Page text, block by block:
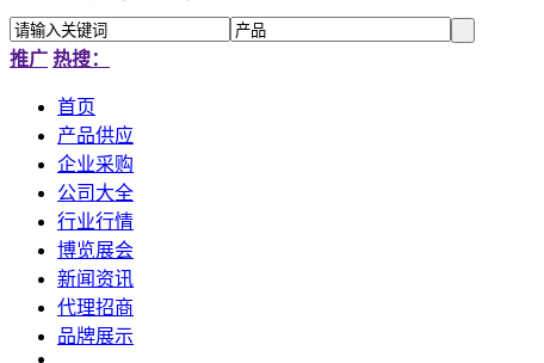
推广 热搜：
首页
产品供应
企业采购
公司大全
行业行情
博览展会
新闻资讯
代理招商
品牌展示